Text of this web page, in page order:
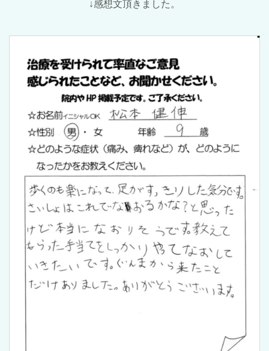
↓感想文頂きました。